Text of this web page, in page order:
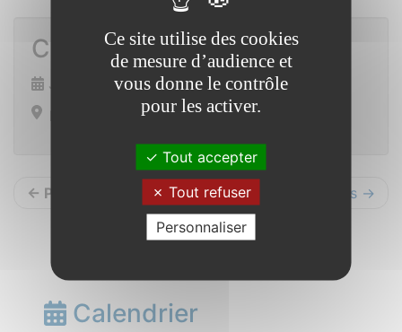
Commémoration du 8 mai
Jeudi 8 mai 2025 de 10h15 à 13h00
← Précédents Suivants →
Calendrier
Ce site utilise des cookies
de mesure d’audience et
vous donne le contrôle
pour les activer.
Tout accepter
Tout refuser
Personnaliser